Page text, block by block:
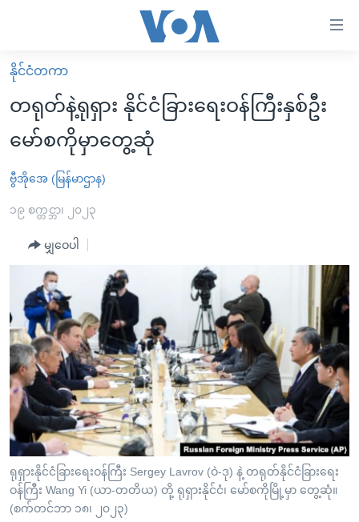
လွယ်ကူ
စေ
သည့်
များ
ပင်မ
ကြည့်
ရန်
ပင်မ
အ
ညွန်း
စာမျက်နှာ
သို့
ကျော်
ကြည့်
ရန်
ရှာဖွေ
မူလစာမျက်နှာ
မြန်မာ
ကမ္ဘာ့သတင်းများ
နိုင်ငံတကာ
အစ္စရေး-ပါလက်စတိုင်း
ဗွီဒီယို
အင်္ဂလိပ်စာလေ့လာမယ်
အမေရိကန်သုံးအီဒီယံ
မကြေးမုံရဲ့ အင်္ဂလိပ်စာ
ရုပ်ရှင်ထဲက အင်္ဂလိပ်စာ
သုတပဒေသာ အင်္ဂလိပ်စာ
အပတ်စဉ်ကဏ္ဍများ
ရေဒီယို
တီဗွီ
ရေဒီယိုနှင့်ရုပ်သံ အချက်အလက်များ
ရေဒီယို/တီဗွီအစီအစဉ်
Learning English
ဗွီအိုအေ လူမှုကွန်ယက်များ
ဘာသာစကားများ
နိုင်ငံတကာ
တရုတ်နဲ့ရုရှား နိုင်ငံခြားရေးဝန်ကြီးနှစ်ဦး
မော်စကိုမှာတွေ့ဆုံ
ဗွီအိုအေ (မြန်မာဌာန)
၁၉ စက္တင္ဘာ၊ ၂၀၂၃
မျှဝေပါ
ရုရှားနိုင်ငံခြားရေးဝန်ကြီး Sergey Lavrov (ဝဲ-ဒု) နဲ့ တရုတ်နိုင်ငံခြားရေး
ဝန်ကြီး Wang Yi (ယာ-တတိယ) တို့ ရုရှားနိုင်ငံ၊ မော်စကိုမြို့မှာ တွေ့ဆုံ။
(စက်တင်ဘာ ၁၈၊ ၂၀၂၃)